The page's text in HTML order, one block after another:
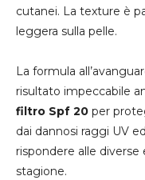
cutanei. La texture è
leggera sulla pelle.
La formula
risultato impeccabile
filtro Spf 20 per
dai dannosi raggi UV
rispondere alle
stagione.